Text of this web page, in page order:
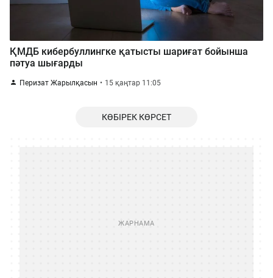
ҚМДБ кибербуллингке қатысты шариғат бойынша
пәтуа шығарды
Перизат Жарылқасын 15 қаңтар 11:05
КӨБІРЕК КӨРСЕТ